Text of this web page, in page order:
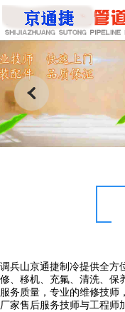
调兵山京通捷制冷提供全方
修、移机、充氟、清洗、保
服务质量，专业的维修技师
厂家售后服务技师与工程师